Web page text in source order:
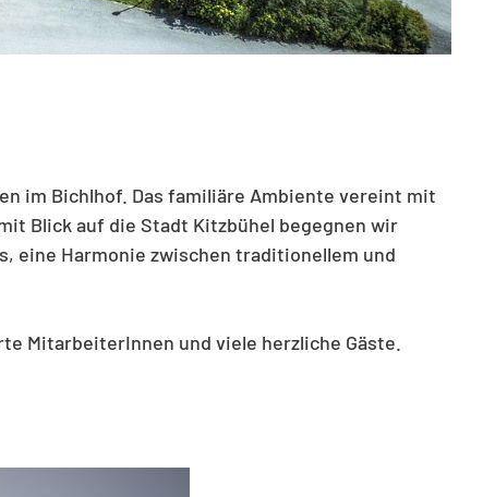
im Bichlhof. Das familiäre Ambiente vereint mit
Blick auf die Stadt Kitzbühel begegnen wir
eine Harmonie zwischen traditionellem und
MitarbeiterInnen und viele herzliche Gäste.